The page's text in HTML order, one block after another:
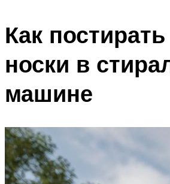
Как
носки в
машине